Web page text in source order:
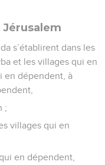
s’établirent dans les
et les villages qui en
en dépendent, à
;
villages qui en
en dépendent,